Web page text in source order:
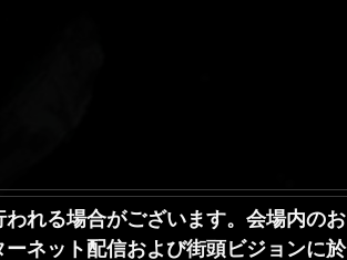
れる場合がございます。会場内のお
ネット配信および街頭ビジョンに於